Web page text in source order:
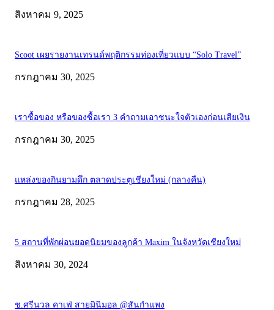
สิงหาคม 9, 2025
Scoot เผยรายงานเทรนด์พฤติกรรมท่องเที่ยวแบบ “Solo Travel”
กรกฎาคม 30, 2025
เราซื้อของ หรือของซื้อเรา 3 คำถามเอาชนะใจตัวเองก่อนเสียเงิน
กรกฎาคม 30, 2025
แหล่งของกินยามดึก ตลาดประตูเชียงใหม่ (กลางคืน)
กรกฎาคม 28, 2025
5 สถานที่พักผ่อนยอดนิยมของลูกค้า Maxim ในจังหวัดเชียงใหม่
สิงหาคม 30, 2024
ช.ศรีนวล คาเฟ่ สายมินิมอล @สันกำแพง